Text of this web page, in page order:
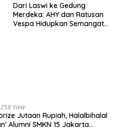
Dari Laswi ke Gedung
Merdeka: AHY dan Ratusan
Vespa Hidupkan Semangat
258 View
Jutaan Rupiah, Halalbihalal
Alumni SMKN 15 Jakarta